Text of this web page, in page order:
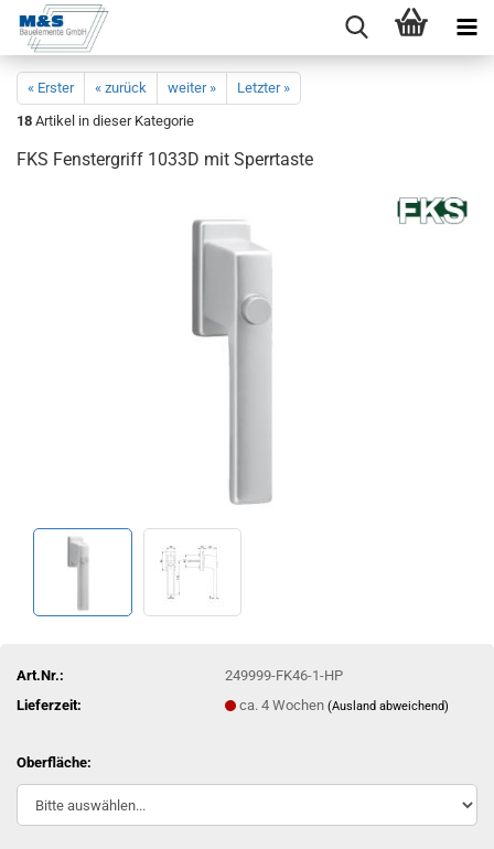
« Erster « zurück weiter »
Letzter »
18 Artikel in dieser Kategorie
FKS Fens­ter­griff 1033D mit Sperr­tas­te
Art.Nr.:
249999-FK46-1-HP
Lieferzeit:
ca. 4 Wochen(Ausland abweichend)
Oberfläche: